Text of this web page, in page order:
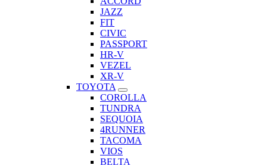
JAZZ
FIT
CIVIC
PASSPORT
HR-V
VEZEL
XR-V
TOYOTA
COROLLA
TUNDRA
SEQUOIA
4RUNNER
TACOMA
VIOS
BELTA